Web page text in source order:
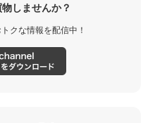
しませんか？
クな情報を配信中！